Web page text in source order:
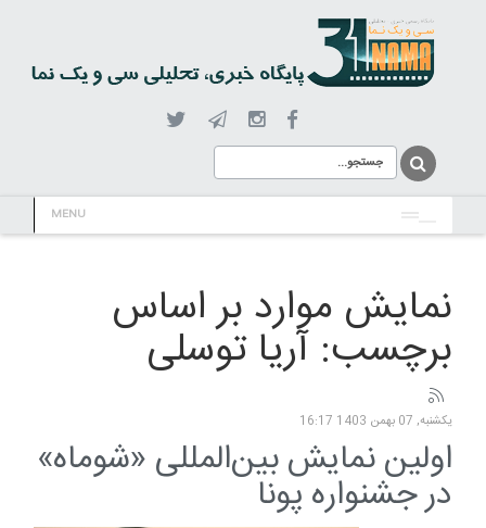
MENU
نمایش موارد بر اساس
برچسب: آریا توسلی
یکشنبه, 07 بهمن 1403 16:17
اولین نمایش بین‌المللی «شوماه»
در جشنواره پونا